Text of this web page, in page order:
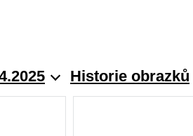
Historie obrazků